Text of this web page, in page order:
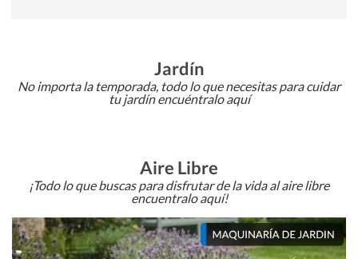
Jardín
No importa la temporada, todo lo que necesitas para cuidar
tu jardín encuéntralo aquí
Aire Libre
¡Todo lo que buscas para disfrutar de la vida al aire libre
encuentralo aquí!